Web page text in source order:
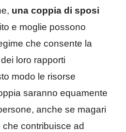
una coppia di sposi
e moglie possono
che consente la
loro rapporti
modo le risorse
saranno equamente
anche se magari
contribuisce ad